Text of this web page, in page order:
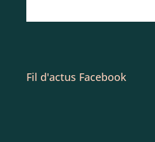
Fil d'actus Facebook